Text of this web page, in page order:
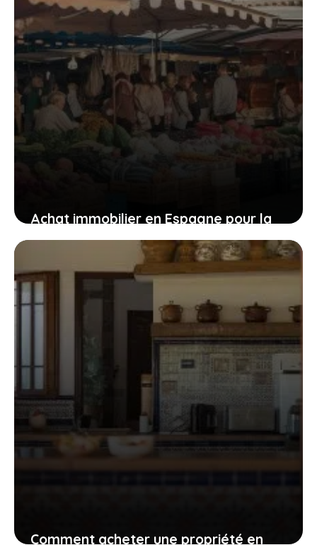
Achat immobilier en Espagne pour la
location saisonnière : le guide complet
Comment acheter une propriété en